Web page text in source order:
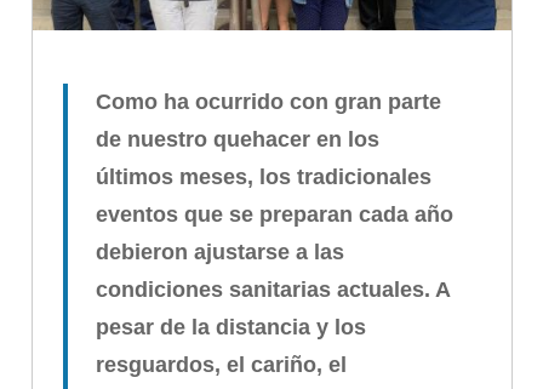
Como ha ocurrido con gran parte
de nuestro quehacer en los
últimos meses, los tradicionales
eventos que se preparan cada año
debieron ajustarse a las
condiciones sanitarias actuales. A
pesar de la distancia y los
resguardos, el cariño, el